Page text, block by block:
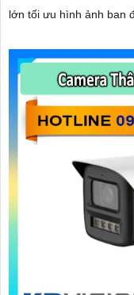
lớn tối ưu hình ảnh ban